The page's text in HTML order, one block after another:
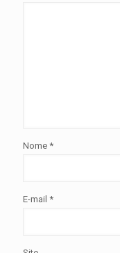
Nome *
E-mail *